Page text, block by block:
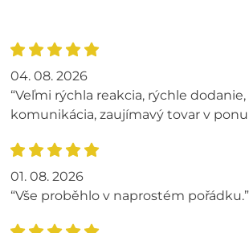
04. 08. 2026
“Veľmi rýchla reakcia, rýchle dodanie,
komunikácia, zaujímavý tovar v
01. 08. 2026
“Vše proběhlo v naprostém pořádku.”